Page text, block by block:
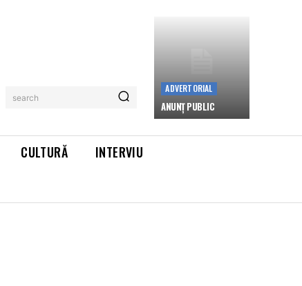
search
ADVERTORIAL
ANUNȚ PUBLIC
CULTURĂ
INTERVIU